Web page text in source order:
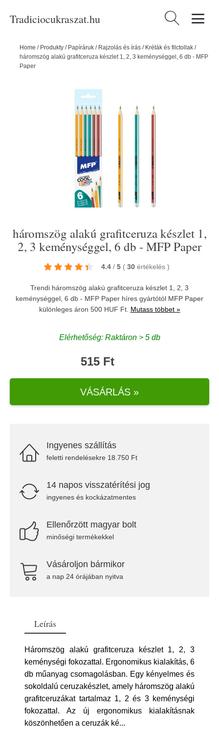
Tradiciocukraszat.hu Keresés:
Home / Produkty / Papíráruk / Rajzolás és írás / Kréták és filctollak /
háromszög alakú grafitceruza készlet 1, 2, 3 keménységgel, 6 db - MFP
Paper
háromszög alakú grafitceruza készlet 1,
2, 3 keménységgel, 6 db - MFP Paper
4.4 / 5 ( 30 értékelés )
Trendi háromszög alakú grafitceruza készlet 1, 2, 3
keménységgel, 6 db - MFP Paper híres gyártótól MFP Paper
különleges áron 500 HUF Ft. Mutass többet »
Elérhetőség: Raktáron > 5 db
515 Ft
VÁSÁRLÁS »
Ingyenes szállítás
feletti rendelésekre 18.750 Ft
14 napos visszatérítési jog
ingyenes és kockázatmentes
Ellenőrzött magyar bolt
minőségi termékekkel
Vásároljon bármikor
a nap 24 órájában nyitva
Leírás
Háromszög alakú grafitceruza készlet 1, 2, 3
keménységi fokozattal. Ergonomikus kialakítás, 6
db műanyag csomagolásban. Egy kényelmes és
sokoldalú ceruzakészlet, amely háromszög alakú
grafitceruzákat tartalmaz 1, 2 és 3 keménységi
fokozattal. Az új ergonomikus kialakításnak
köszönhetően a ceruzák ké...